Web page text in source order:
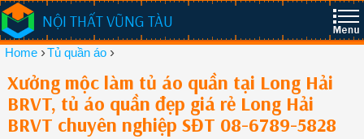
NỘI THẤT VŨNG TÀU
Home ›Tủ quần áo ›
Xưởng mộc làm tủ áo quần tại Long Hải
BRVT, tủ áo quần đẹp giá rẻ Long Hải
BRVT chuyên nghiệp SĐT 08-6789-5828